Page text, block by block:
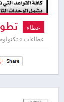
عطاء
اجراءات
البيرة
عطاءات »